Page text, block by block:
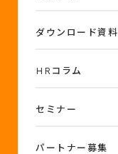
ダウンロード資料
HRコラム
セミナー
パートナー募集